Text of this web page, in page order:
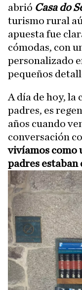
abrió Casa do
turismo rural
apuesta fue
cómodas, con
personalizado
pequeños
A día de hoy, la
padres, es
años cuando
conversación
vivíamos como
padres estaban